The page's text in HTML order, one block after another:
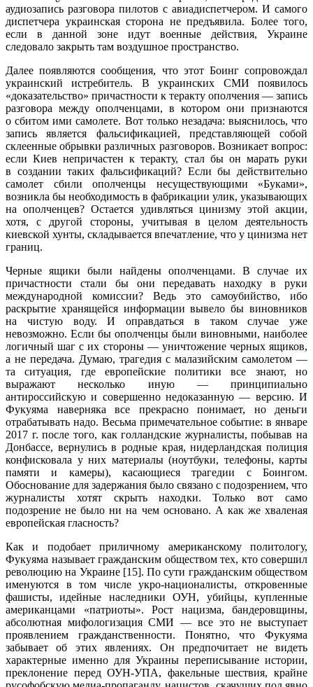
аудиозапись разговора пилотов с авиадиспетчером. И самого
диспетчера украинская сторона не предъявила. Более того,
если в данной зоне идут военные действия, Украине
следовало закрыть там воздушное пространство.
Далее появляются сообщения, что этот Боинг сопровождал
украинский истребитель. В украинских СМИ появилось
«доказательство» причастности к теракту ополчения — запись
разговора между ополченцами, в котором они признаются
о сбитом ими самолете. Вот только незадача: выяснилось, что
запись является фальсификацией, представляющей собой
склеенные обрывки различных разговоров. Возникает вопрос:
если Киев непричастен к теракту, стал бы он марать руки
в создании таких фальсификаций? Если бы действительно
самолет сбили ополченцы несуществующими «Буками»,
возникла бы необходимость в фабрикации улик, указывающих
на ополченцев? Остается удивляться цинизму этой акции,
хотя, с другой стороны, учитывая в целом деятельность
киевской хунты, складывается впечатление, что у цинизма нет
границ.
Черные ящики были найдены ополченцами. В случае их
причастности стали бы они передавать находку в руки
международной комиссии? Ведь это самоубийство, ибо
раскрытие хранящейся информации вывело бы виновников
на чистую воду. И оправдаться в таком случае уже
невозможно. Если бы ополченцы были виновными, наиболее
логичный шаг с их стороны — уничтожение черных ящиков,
а не передача. Думаю, трагедия с малазийским самолетом —
та ситуация, где европейские политики все знают, но
выражают несколько иную — принципиально
антироссийскую и совершенно недоказанную — версию. И
Фукуяма наверняка все прекрасно понимает, но деньги
отрабатывать надо. Весьма примечательное событие: в январе
2017 г. после того, как голландские журналисты, побывав на
Донбассе, вернулись в родные края, нидерландская полиция
конфисковала у них материалы (ноутбуки, телефоны, карты
памяти и камеры), касающиеся трагедии с Боингом.
Обоснование для задержания было связано с подозрением, что
журналисты хотят скрыть находки. Только вот само
подозрение не было ни на чем основано. А как же хваленая
европейская гласность?
Как и подобает приличному американскому политологу,
Фукуяма называет гражданским обществом тех, кто совершил
революцию на Украине [15]. По сути гражданским обществом
именуются в том числе укро-националисты, откровенные
фашисты, идейные наследники ОУН, убийцы, купленные
американцами «патриоты». Рост нацизма, бандеровщины,
абсолютная мифологизация СМИ — все это не выступает
проявлением гражданственности. Понятно, что Фукуяма
забывает об этих явлениях. Он предпочитает не видеть
характерные именно для Украины переписывание истории,
преклонение перед ОУН-УПА, факельные шествия, крайне